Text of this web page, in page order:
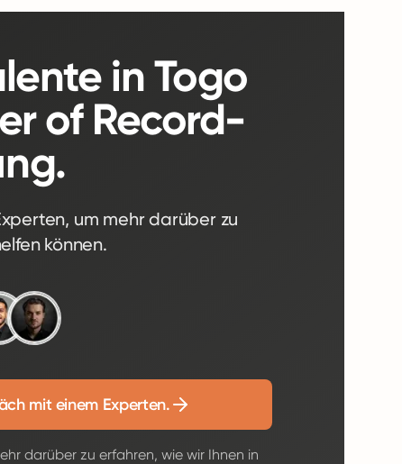
in Togo
of Record-
um mehr darüber zu
können.
mit einem Experten.
darüber zu erfahren, wie wir Ihnen in